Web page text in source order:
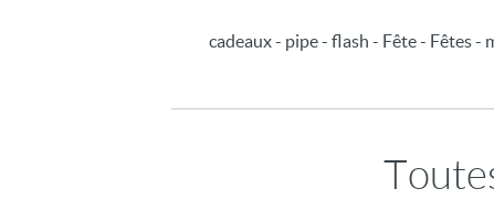
cadeaux - pipe - flash - Fête - Fêtes